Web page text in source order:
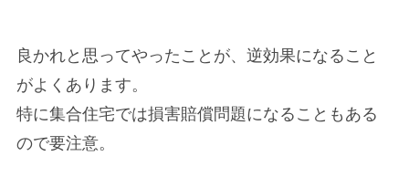
良かれと思ってやったことが、逆効果になること
がよくあります。
特に集合住宅では損害賠償問題になることもある
ので要注意。